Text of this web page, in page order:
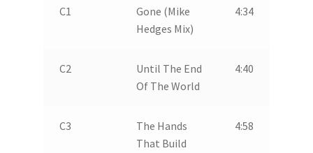
C1
Gone (Mike
Hedges Mix)
4:34
C2
Until The End
Of The World
4:40
C3
The Hands
That Build
4:58